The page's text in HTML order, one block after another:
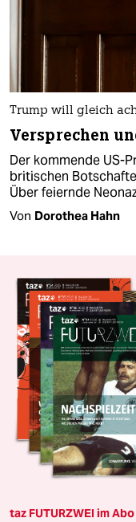
Trump will gleich
Versprechen
Der kommende US-
britischen
Über feiernde
Von Dorothea Hahn
taz FUTURZWEI im